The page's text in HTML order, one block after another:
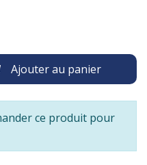
Ajouter au panier
ce produit pour